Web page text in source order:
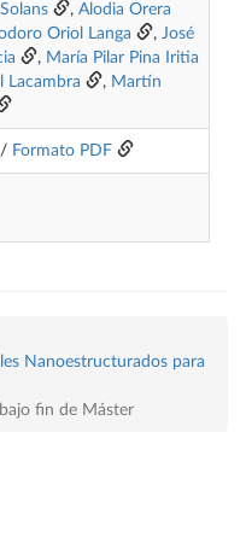
, Alodia Orera
Oriol Langa , José
, María Pilar Pina Iritia
Lacambra , Martín
/ Formato PDF
Nanoestructurados para
fin de Máster